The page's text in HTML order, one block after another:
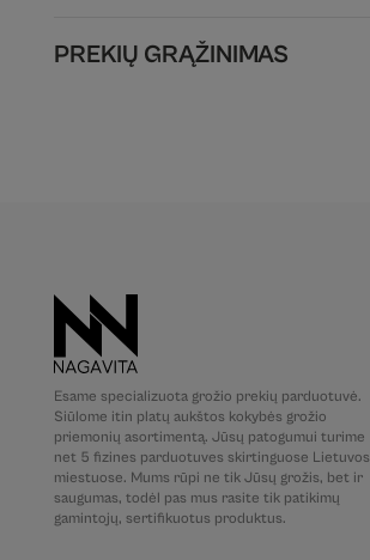
PREKIŲ GRĄŽINIMAS
Esame specializuota grožio prekių parduotuvė.
Siūlome itin platų aukštos kokybės grožio
priemonių asortimentą. Jūsų patogumui turime
net 5 fizines parduotuves skirtinguose Lietuvos
miestuose. Mums rūpi ne tik Jūsų grožis, bet ir
saugumas, todėl pas mus rasite tik patikimų
gamintojų, sertifikuotus produktus.